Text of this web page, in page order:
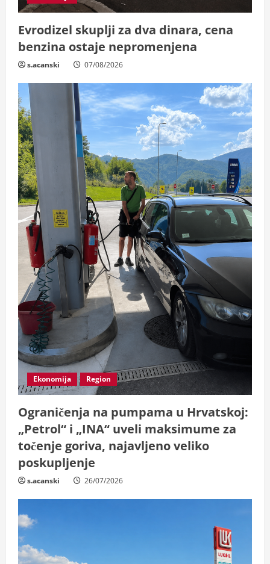
Evrodizel skuplji za dva dinara, cena
benzina ostaje nepromenjena
s.acanski 07/08/2026
Ekonomija Region
Ograničenja na pumpama u Hrvatskoj:
„Petrol“ i „INA“ uveli maksimume za
točenje goriva, najavljeno veliko
poskupljenje
s.acanski 26/07/2026